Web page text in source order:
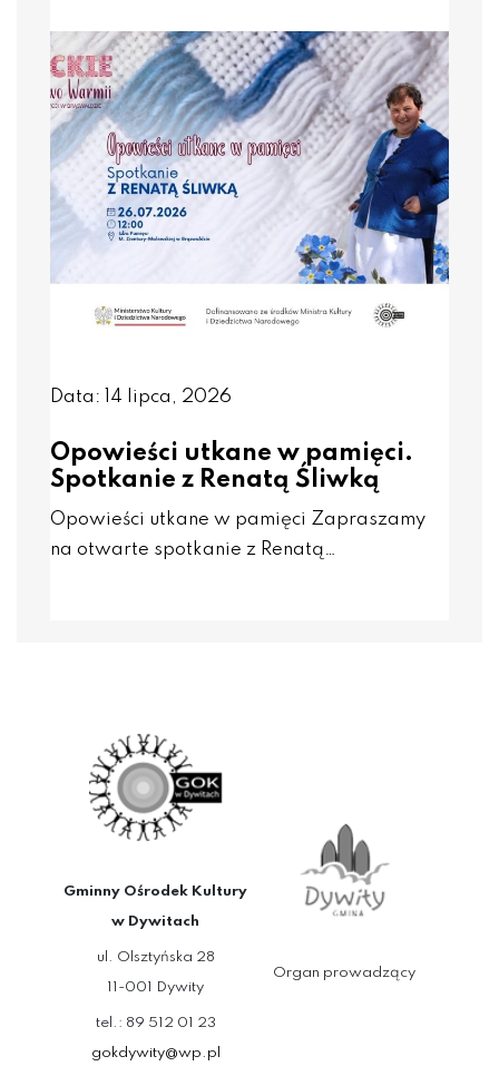
Data: 14 lipca, 2026
Opowieści utkane w pamięci.
Spotkanie z Renatą Śliwką
Opowieści utkane w pamięci Zapraszamy
na otwarte spotkanie z Renatą…
Gminny Ośrodek Kultury
w Dywitach
ul. Olsztyńska 28
11-001 Dywity
tel.: 89 512 01 23
gokdywity@wp.pl
Organ prowadzący